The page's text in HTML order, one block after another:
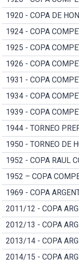
1920 - COPA DE
1924 - COPA
1925 - COPA
1926 - COPA
1931 - COPA
1934 - COPA
1939 - COPA
1944 - TORNEO
1950 - TORNEO DE
1952 - COPA RAUL
1952 – COPA
1969 - COPA
2011/12 - COPA
2012/13 - COPA
2013/14 - COPA
2014/15 - COPA